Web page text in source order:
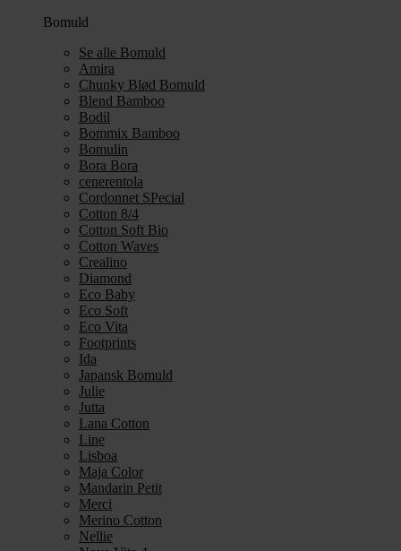
Bomuld
Se alle Bomuld
Amira
Chunky Blød Bomuld
Blend Bamboo
Bodil
Bommix Bamboo
Bomulin
Bora Bora
cenerentola
Cordonnet SPecial
Cotton 8/4
Cotton Soft Bio
Cotton Waves
Crealino
Diamond
Eco Baby
Eco Soft
Eco Vita
Footprints
Ida
Japansk Bomuld
Julie
Jutta
Lana Cotton
Line
Lisboa
Maja Color
Mandarin Petit
Merci
Merino Cotton
Nellie